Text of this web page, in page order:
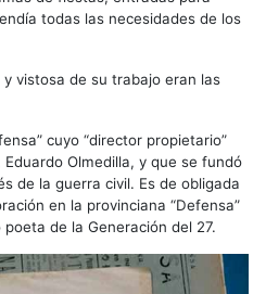
todas las necesidades de los
vistosa de su trabajo eran las
cuyo “director propietario”
Olmedilla, y que se fundó
de la guerra civil. Es de obligada
en la provinciana “Defensa”
de la Generación del 27.